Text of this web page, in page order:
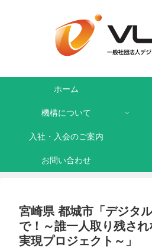
ホーム
機構について
入社・入会のご案内
お問い合わせ
宮崎県 都城市「デジタ
で！～誰一人取り残さ
実現プロジェクト～」